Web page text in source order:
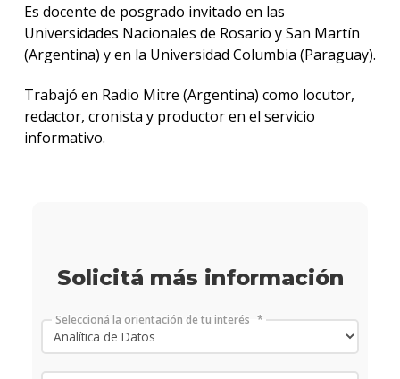
Es docente de posgrado invitado en las
Universidades Nacionales de Rosario y San Martín
(Argentina) y en la Universidad Columbia (Paraguay).
Trabajó en Radio Mitre (Argentina) como locutor,
redactor, cronista y productor en el servicio
informativo.
Solicitá más información
Seleccioná la orientación de tu interés